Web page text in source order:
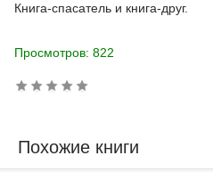
Книга-спасатель и книга-друг.
Просмотров: 822
Похожие книги